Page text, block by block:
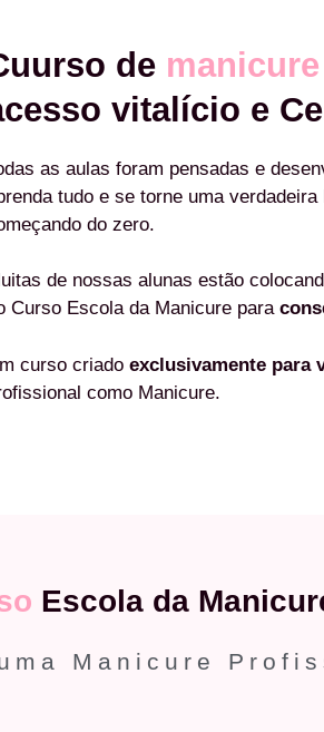
de
vitalício e
as aulas foram pensadas e
tudo e se torne uma
do zero.
de nossas alunas estão
Curso Escola da Manicure para
curso criado exclusivamente para
como Manicure.
Escola da
Manicure